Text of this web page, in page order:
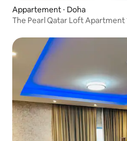
Appartement ⋅ Doha
The Pearl Qatar Loft Apartment